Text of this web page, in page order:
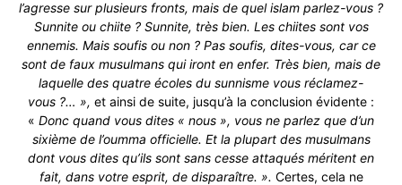
l’agresse sur plusieurs fronts, mais de quel islam parlez-vous ?
Sunnite ou chiite ? Sunnite, très bien. Les chiites sont vos
ennemis. Mais soufis ou non ? Pas soufis, dites-vous, car ce
sont de faux musulmans qui iront en enfer. Très bien, mais de
laquelle des quatre écoles du sunnisme vous réclamez-
vous ?… », et ainsi de suite, jusqu’à la conclusion évidente :
« Donc quand vous dites « nous », vous ne parlez que d’un
sixième de l’oumma officielle. Et la plupart des musulmans
dont vous dites qu’ils sont sans cesse attaqués méritent en
fait, dans votre esprit, de disparaître. ». Certes, cela ne